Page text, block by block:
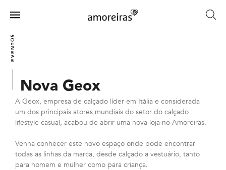
mainMenu
EVENTOS
Nova Geox
A Geox, empresa de calçado líder em Itália e considerada
um dos principais atores mundiais do setor do calçado
lifestyle casual, acabou de abrir uma nova loja no Amoreiras.
Venha conhecer este novo espaço onde pode encontrar
todas as linhas da marca, desde calçado a vestuário, tanto
para homem e mulher como para criança.